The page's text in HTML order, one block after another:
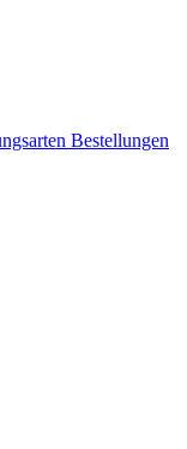
Bestellungen